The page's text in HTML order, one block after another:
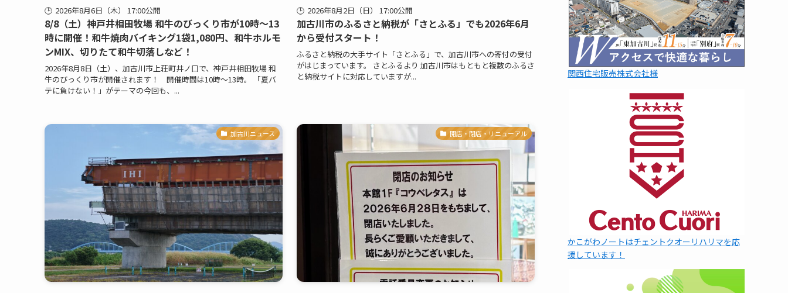
2026年8月6日（木） 17:00公開
8/8（土）神戸井相田牧場 和牛のびっくり市が10時～13
時に開催！和牛焼肉バイキング1袋1,080円、和牛ホルモ
ンMIX、切りたて和牛切落しなど！
2026年8月8日（土）、加古川市上荘町井ノ口で、神戸井相田牧場 和
牛のびっくり市が開催されます！ 開催時間は10時～13時。 「夏バ
テに負けない！」がテーマの今回も、...
2026年8月2日（日） 17:00公開
加古川市のふるさと納税が「さとふる」でも2026年6月
から受付スタート！
ふるさと納税の大手サイト「さとふる」で、加古川市への寄付の受付
がはじまっています。 さとふるより 加古川市はもともと複数のふるさ
と納税サイトに対応していますが...
加古川ニュース 開店・閉店・リニューアル
関西住宅販売株式会社様
かこがわノートはチェントクオーリハリマを応
援しています！